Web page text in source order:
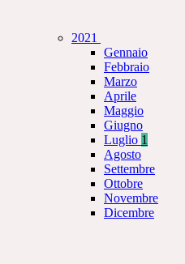
2021
Gennaio
Febbraio
Marzo
Aprile
Maggio
Giugno
Luglio 1
Agosto
Settembre
Ottobre
Novembre
Dicembre